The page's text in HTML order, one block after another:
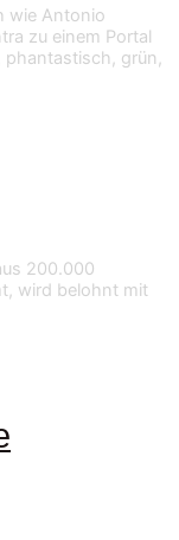
wie Antonio
zu einem Portal
phantastisch, grün,
200.000
wird belohnt mit